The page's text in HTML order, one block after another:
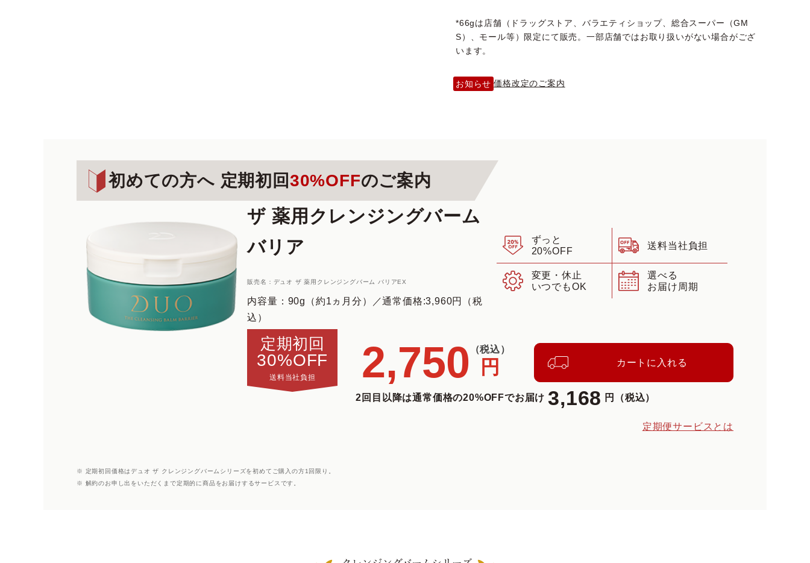
*66gは店舗（ドラッグストア、バラエティショップ、総合スーパー（GM
S）、モール等）限定にて販売。一部店舗ではお取り扱いがない場合がござ
います。
お知らせ 価格改定のご案内
初めての方へ 定期初回30%OFFのご案内
ザ 薬用クレンジングバーム
バリア
販売名：デュオ ザ 薬用クレンジングバーム バリアEX
内容量：90g（約1ヵ月分） ／通常価格:3,960円（税
込）
ずっと
20%OFF
送料当社負担
変更・休止
いつでもOK
選べる
お届け周期
定期初回
30%OFF
送料当社負担 2,750 （税込）
円 カートに入れる
2回目以降は通常価格の20%OFFでお届け 3,168 円（税込）
定期便サービスとは
※ 定期初回価格はデュオ ザ クレンジングバームシリーズを初めてご購入の方1回限り。
※ 解約のお申し出をいただくまで定期的に商品をお届けするサービスです。